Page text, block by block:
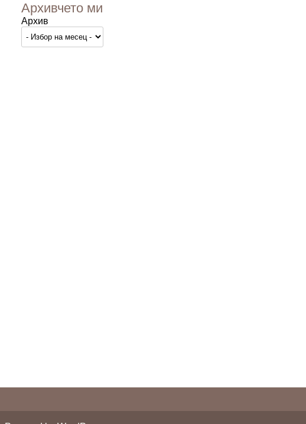
Архивчето ми
Архив